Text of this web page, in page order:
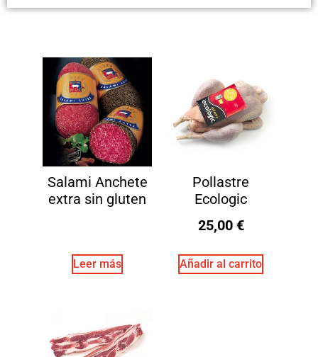
Salami Anchete
extra sin gluten
Leer más
Pollastre
Ecologic
25,00 €
Añadir al carrito